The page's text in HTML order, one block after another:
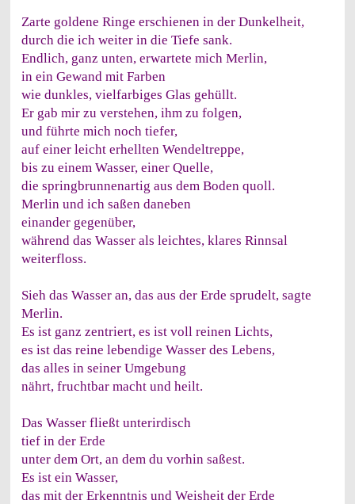
Zarte goldene Ringe erschienen in der Dunkelheit,
durch die ich weiter in die Tiefe sank.
Endlich, ganz unten, erwartete mich Merlin,
in ein Gewand mit Farben
wie dunkles, vielfarbiges Glas gehüllt.
Er gab mir zu verstehen, ihm zu folgen,
und führte mich noch tiefer,
auf einer leicht erhellten Wendeltreppe,
bis zu einem Wasser, einer Quelle,
die springbrunnenartig aus dem Boden quoll.
Merlin und ich saßen daneben
einander gegenüber,
während das Wasser als leichtes, klares Rinnsal
weiterfloss.
Sieh das Wasser an, das aus der Erde sprudelt, sagte
Merlin.
Es ist ganz zentriert, es ist voll reinen Lichts,
es ist das reine lebendige Wasser des Lebens,
das alles in seiner Umgebung
nährt, fruchtbar macht und heilt.
Das Wasser fließt unterirdisch
tief in der Erde
unter dem Ort, an dem du vorhin saßest.
Es ist ein Wasser,
das mit der Erkenntnis und Weisheit der Erde